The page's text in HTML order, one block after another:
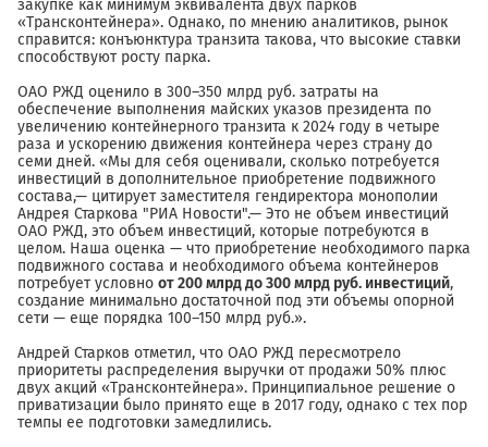
закупке как минимум эквивалента двух парков
«Трансконтейнера». Однако, по мнению аналитиков, рынок
справится: конъюнктура транзита такова, что высокие ставки
способствуют росту парка.
ОАО РЖД оценило в 300–350 млрд руб. затраты на
обеспечение выполнения майских указов президента по
увеличению контейнерного транзита к 2024 году в четыре
раза и ускорению движения контейнера через страну до
семи дней. «Мы для себя оценивали, сколько потребуется
инвестиций в дополнительное приобретение подвижного
состава,— цитирует заместителя гендиректора монополии
Андрея Старкова "РИА Новости".— Это не объем инвестиций
ОАО РЖД, это объем инвестиций, которые потребуются в
целом. Наша оценка — что приобретение необходимого парка
подвижного состава и необходимого объема контейнеров
потребует условно от 200 млрд до 300 млрд руб. инвестиций,
создание минимально достаточной под эти объемы опорной
сети — еще порядка 100–150 млрд руб.».
Андрей Старков отметил, что ОАО РЖД пересмотрело
приоритеты распределения выручки от продажи 50% плюс
двух акций «Трансконтейнера». Принципиальное решение о
приватизации было принято еще в 2017 году, однако с тех пор
темпы ее подготовки замедлились.